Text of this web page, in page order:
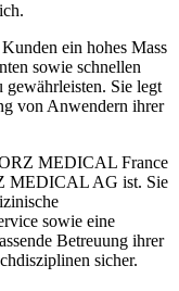
ein hohes Mass
sowie schnellen
gewährleisten. Sie legt
von Anwendern ihrer
MEDICAL France
MEDICAL AG ist. Sie
sowie eine
Betreuung ihrer
sicher.